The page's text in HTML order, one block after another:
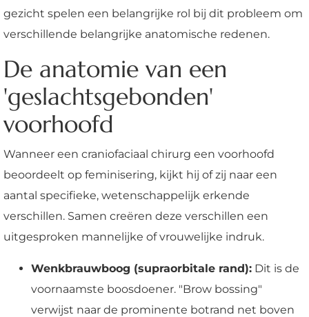
gezicht spelen een belangrijke rol bij dit probleem om
verschillende belangrijke anatomische redenen.
De anatomie van een
'geslachtsgebonden'
voorhoofd
Wanneer een craniofaciaal chirurg een voorhoofd
beoordeelt op feminisering, kijkt hij of zij naar een
aantal specifieke, wetenschappelijk erkende
verschillen. Samen creëren deze verschillen een
uitgesproken mannelijke of vrouwelijke indruk.
Wenkbrauwboog (supraorbitale rand): Dit is de
voornaamste boosdoener. "Brow bossing"
verwijst naar de prominente botrand net boven